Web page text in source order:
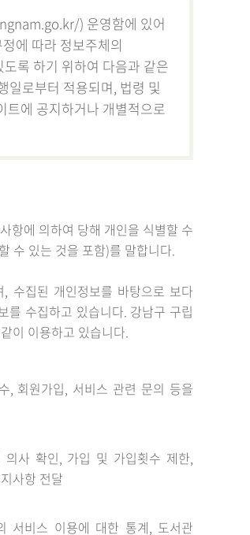
) 운영함에 있어
에 따라 정보주체의
록 하기 위하여 다음과 같은
일로부터 적용되며, 법령 및
트에 공지하거나 개별적으로
항에 의하여 당해 개인을 식별할 수
수 있는 것을 포함)를 말합니다.
수집된 개인정보를 바탕으로 보다
를 수집하고 있습니다. 강남구 구립
이 이용하고 있습니다.
, 회원가입, 서비스 관련 문의 등을
사 확인, 가입 및 가입횟수 제한,
사항 전달
서비스 이용에 대한 통계, 도서관